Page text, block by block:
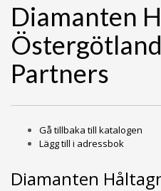
Diamanten
Östergötland
Partners
Gå tillbaka till katalogen
Lägg till i adressbok
Diamanten